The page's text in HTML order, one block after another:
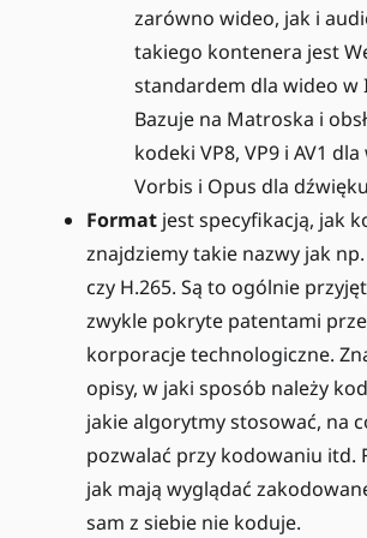
zarówno wideo, jak i
takiego kontenera jest
standardem dla wideo w
Bazuje na Matroska i
kodeki VP8, VP9 i AV1
Vorbis i Opus dla
Format jest specyfikacją, jak
znajdziemy takie nazwy jak np.
czy H.265. Są to ogólnie
zwykle pokryte patentami
korporacje technologiczne.
opisy, w jaki sposób należy
jakie algorytmy stosować, na
pozwalać przy kodowaniu itd.
jak mają wyglądać
sam z siebie nie koduje.